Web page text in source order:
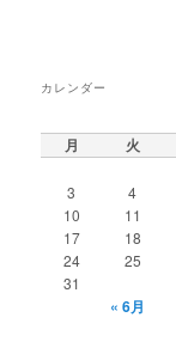
カレンダー
月 火
3
4
10
11
17
18
24
25
31
« 6月